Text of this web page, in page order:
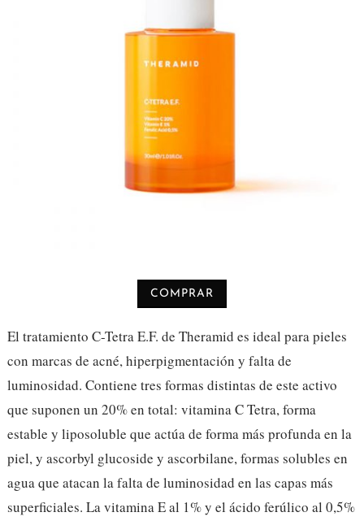
COMPRAR
El tratamiento C-Tetra E.F. de Theramid es ideal para pieles
con marcas de acné, hiperpigmentación y falta de
luminosidad. Contiene tres formas distintas de este activo
que suponen un 20% en total: vitamina C Tetra, forma
estable y liposoluble que actúa de forma más profunda en la
piel, y ascorbyl glucoside y ascorbilane, formas solubles en
agua que atacan la falta de luminosidad en las capas más
superficiales. Lavitamina E al 1% y el ácido ferúlico al 0,5%